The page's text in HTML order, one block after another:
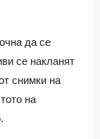
да се
се накланят
снимки на
на